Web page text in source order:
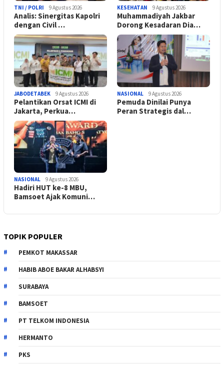
TNI / POLRI 9 Agustus 2026
Analis: Sinergitas Kapolri
dengan Civil …
KESEHATAN 9 Agustus 2026
Muhammadiyah Jakbar
Dorong Kesadaran Dia…
JABODETABEK 9 Agustus 2026
Pelantikan Orsat ICMI di
Jakarta, Perkua…
NASIONAL 9 Agustus 2026
Pemuda Dinilai Punya
Peran Strategis dal…
NASIONAL 9 Agustus 2026
Hadiri HUT ke-8 MBU,
Bamsoet Ajak Komuni…
TOPIK POPULER
PEMKOT MAKASSAR
HABIB ABOE BAKAR ALHABSYI
SURABAYA
BAMSOET
PT TELKOM INDONESIA
HERMANTO
PKS